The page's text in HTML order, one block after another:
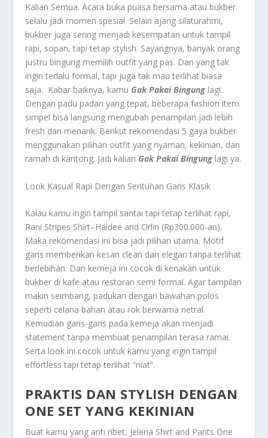
Kalian Semua. Acara buka puasa bersama atau bukber
selalu jadi momen spesial. Selain ajang silaturahmi,
bukber juga sering menjadi kesempatan untuk tampil
rapi, sopan, tapi tetap stylish. Sayangnya, banyak orang
justru bingung memilih outfit yang pas. Dan yang tak
ingin terlalu formal, tapi juga tak mau terlihat biasa
saja. Kabar baiknya, kamu Gak Pakai Bingung lagi.
Dengan padu padan yang tepat, beberapa fashion item
simpel bisa langsung mengubah penampilan jadi lebih
fresh dan menarik. Berikut rekomendasi 5 gaya bukber
menggunakan pilihan outfit yang nyaman, kekinian, dan
ramah di kantong. Jadi kalian Gak Pakai Bingung lagi ya.
Look Kasual Rapi Dengan Sentuhan Garis Klasik
Kalau kamu ingin tampil santai tapi tetap terlihat rapi,
Rani Stripes Shirt–Haidee and Orlin (Rp300.000-an).
Maka rekomendasi ini bisa jadi pilihan utama. Motif
garis memberikan kesan clean dan elegan tanpa terlihat
berlebihan. Dan kemeja ini cocok di kenakan untuk
bukber di kafe atau restoran semi formal. Agar tampilan
makin seimbang, padukan dengan bawahan polos
seperti celana bahan atau rok berwarna netral.
Kemudian garis-garis pada kemeja akan menjadi
statement tanpa membuat penampilan terasa ramai.
Serta look ini cocok untuk kamu yang ingin tampil
effortless tapi tetap terlihat “niat”.
PRAKTIS DAN STYLISH DENGAN
ONE SET YANG KEKINIAN
Buat kamu yang anti ribet, Jelena Shirt and Pants One